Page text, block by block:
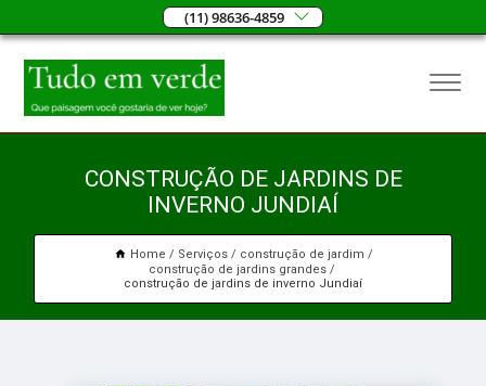
(11) 98636-4859
CONSTRUÇÃO DE JARDINS DE
INVERNO JUNDIAÍ
Home Serviços
construção de jardim
construção de jardins grandes
construção de jardins de inverno Jundiaí